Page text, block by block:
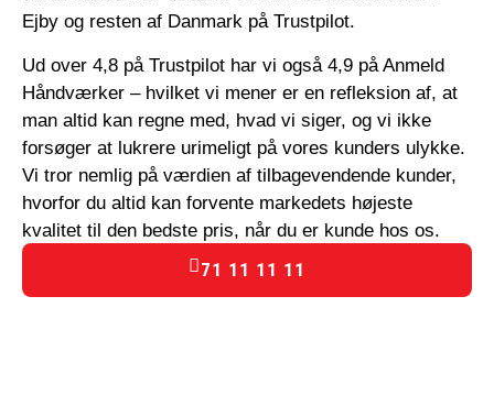
Ejby og resten af Danmark på Trustpilot.
Ud over 4,8 på Trustpilot har vi også 4,9 på Anmeld
Håndværker – hvilket vi mener er en refleksion af, at
man altid kan regne med, hvad vi siger, og vi ikke
forsøger at lukrere urimeligt på vores kunders ulykke.
Vi tror nemlig på værdien af tilbagevendende kunder,
hvorfor du altid kan forvente markedets højeste
kvalitet til den bedste pris, når du er kunde hos os.
71 11 11 11